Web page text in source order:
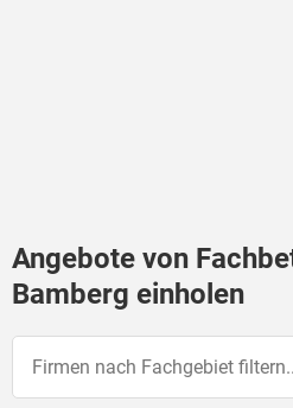
Angebote von
Bamberg einholen